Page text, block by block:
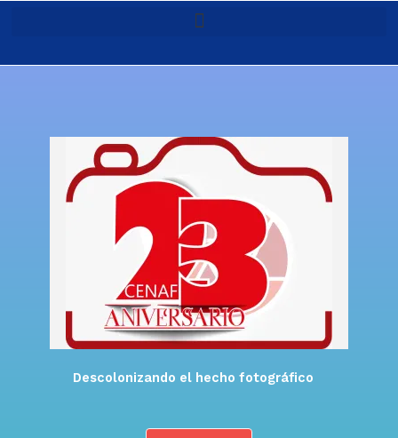
Descolonizando el hecho fotográfico